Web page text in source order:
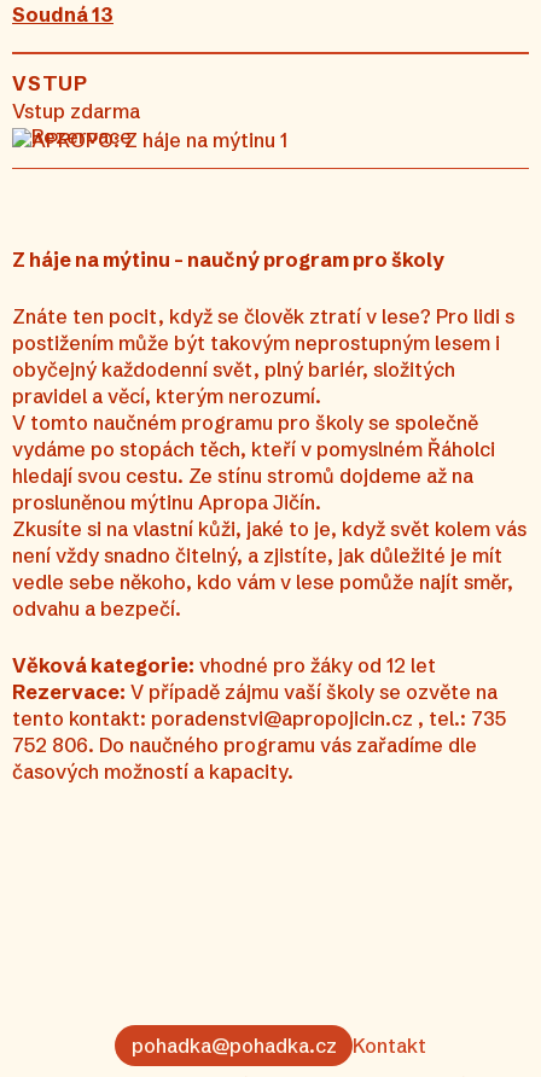
Soudná 13
VSTUP
Vstup zdarma
Rezervace
Z háje na mýtinu – naučný program pro školy
Znáte ten pocit, když se člověk ztratí v lese? Pro lidi s
postižením může být takovým neprostupným lesem i
obyčejný každodenní svět, plný bariér, složitých
pravidel a věcí, kterým nerozumí.
V tomto naučném programu pro školy se společně
vydáme po stopách těch, kteří v pomyslném Řáholci
hledají svou cestu. Ze stínu stromů dojdeme až na
prosluněnou mýtinu Apropa Jičín.
Zkusíte si na vlastní kůži, jaké to je, když svět kolem vás
není vždy snadno čitelný, a zjistíte, jak důležité je mít
vedle sebe někoho, kdo vám v lese pomůže najít směr,
odvahu a bezpečí.
Věková kategorie: vhodné pro žáky od 12 let
Rezervace: V případě zájmu vaší školy se ozvěte na
tento kontakt: poradenstvi@apropojicin.cz , tel.: 735
752 806. Do naučného programu vás zařadíme dle
časových možností a kapacity.
pohadka@pohadka.cz
Kontakt